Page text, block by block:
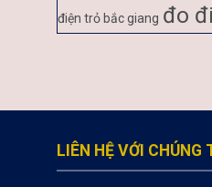
điện trỏ bắc giang đo
LIÊN HỆ VỚI CHÚNG